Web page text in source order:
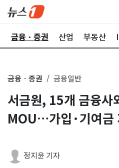
금융ㆍ증권 산업 부동산
금융ㆍ증권 금융일반
서금원, 15개 금융사
MOU…가입·기여금
정지윤 기자